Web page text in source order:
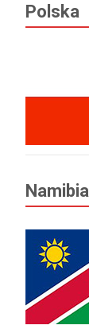
Polska
Namibia